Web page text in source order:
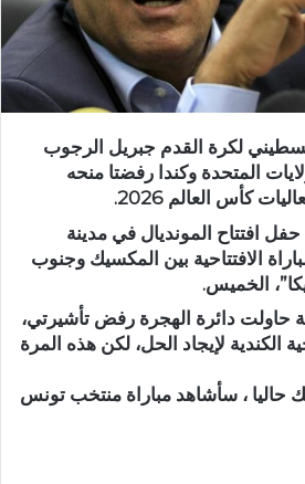
لكرة القدم جبريل الرجوب
المتحدة وكندا رفضتا منحه
كأس العالم 2026.
افتتاح المونديال في مدينة
الافتتاحية بين المكسيك وجنوب
الخميس.
حاولت دائرة الهجرة رفض تأشيرتي،
الكندية لإيجاد الحل، لكن هذه المرة
حاليا ، سأشاهد مباراة منتخب تونس